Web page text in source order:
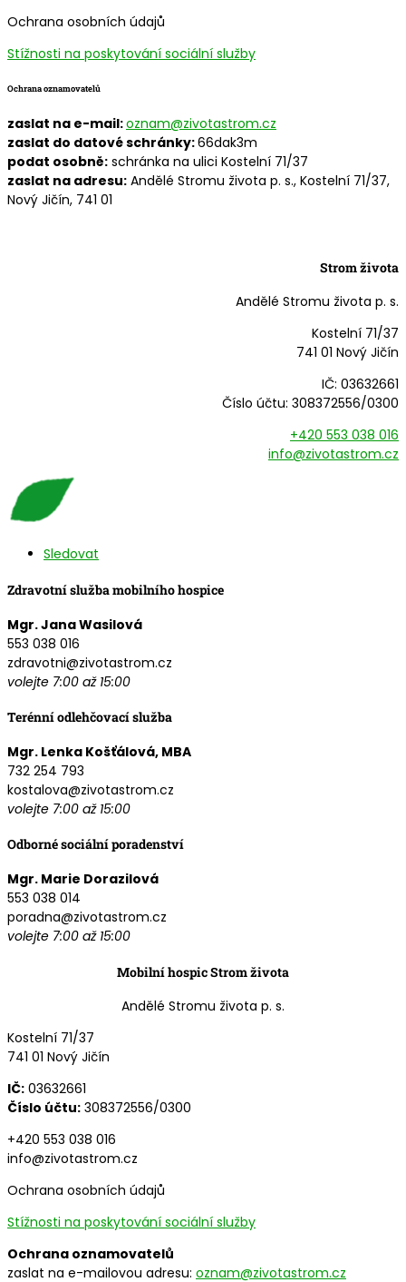
Ochrana osobních údajů
Stížnosti na poskytování sociální služby
Ochrana oznamovatelů
zaslat na e-mail:oznam@zivotastrom.cz
zaslat do datové schránky:66dak3m
podat osobně: schránka na ulici Kostelní 71/37
zaslat na adresu: Andělé Stromu života p. s., Kostelní 71/37,
Nový Jičín, 741 01
Strom života
Andělé Stromu života p. s.
Kostelní 71/37
741 01 Nový Jičín
IČ: 03632661
Číslo účtu: 308372556/0300
+420 553 038 016
info@zivotastrom.cz
Sledovat
Zdravotní služba mobilního hospice
Mgr. Jana Wasilová
553 038 016
zdravotni@zivotastrom.cz
volejte 7:00 až 15:00
Terénní odlehčovací služba
Mgr. Lenka Košťálová, MBA
732 254 793
kostalova@zivotastrom.cz
volejte 7:00 až 15:00
Odborné sociální poradenství
Mgr. Marie Dorazilová
553 038 014
poradna@zivotastrom.cz
volejte 7:00 až 15:00
Mobilní hospic Strom života
Andělé Stromu života p. s.
Kostelní 71/37
741 01 Nový Jičín
IČ: 03632661
Číslo účtu: 308372556/0300
+420 553 038 016
info@zivotastrom.cz
Ochrana osobních údajů
Stížnosti na poskytování sociální služby
Ochrana oznamovatelů
zaslat na e-mailovou adresu: oznam@zivotastrom.cz